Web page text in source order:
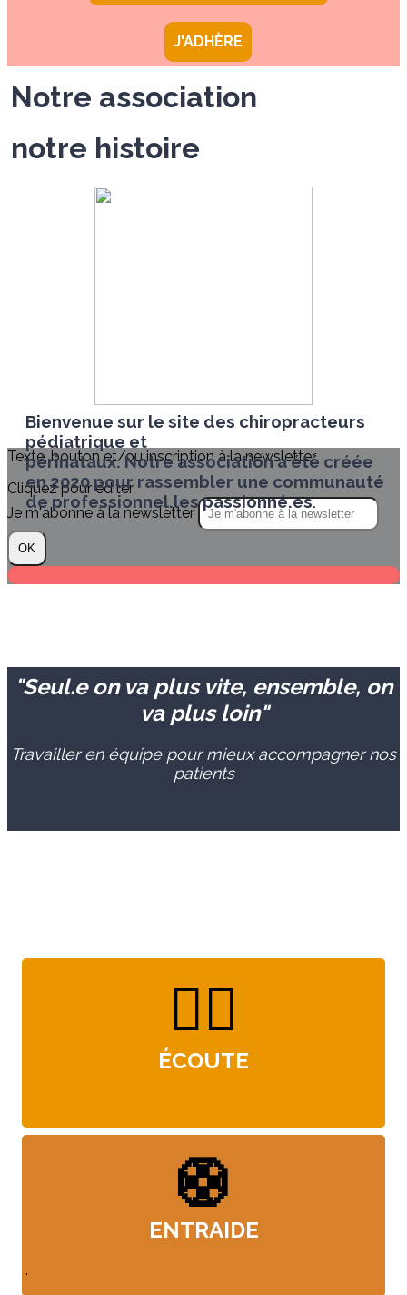
Texte, bouton et/ou inscription à la newsletter
Cliquez pour éditer
Je m'abonne à la newsletter
OK
J'ADHÈRE
Notre association
notre histoire
Bienvenue sur le site des chiropracteurs
pédiatrique et
périnataux. Notre association a été créée
en 2020 pour rassembler une communauté
de professionnel.les passionné.es.
"Seul.e on va plus vite, ensemble, on
va plus loin"
Travailler en équipe pour mieux accompagner nos
patients
👂🏻
ÉCOUTE
🛟
ENTRAIDE
.